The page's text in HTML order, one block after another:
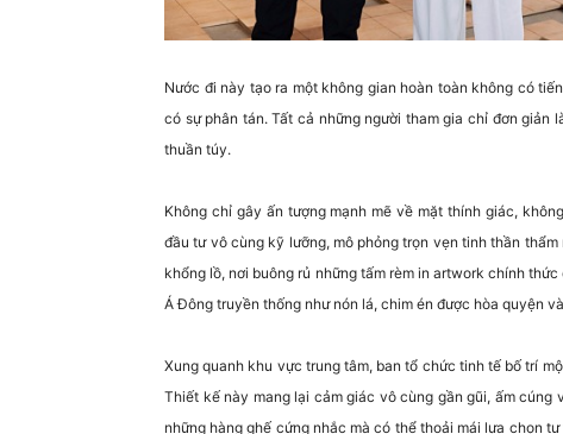
Nước đi này tạo ra một không gian hoàn toàn không có
có sự phân tán. Tất cả những người tham gia chỉ đơn giản
thuần túy.
Không chỉ gây ấn tượng mạnh mẽ về mặt thính giác,
đầu tư vô cùng kỹ lưỡng, mô phỏng trọn vẹn tinh thần
khổng lồ, nơi buông rủ những tấm rèm in artwork chính
Á Đông truyền thống như nón lá, chim én được hòa quyện
Xung quanh khu vực trung tâm, ban tổ chức tinh tế bố trí
Thiết kế này mang lại cảm giác vô cùng gần gũi, ấm
những hàng ghế cứng nhắc mà có thể thoải mái lựa chọn